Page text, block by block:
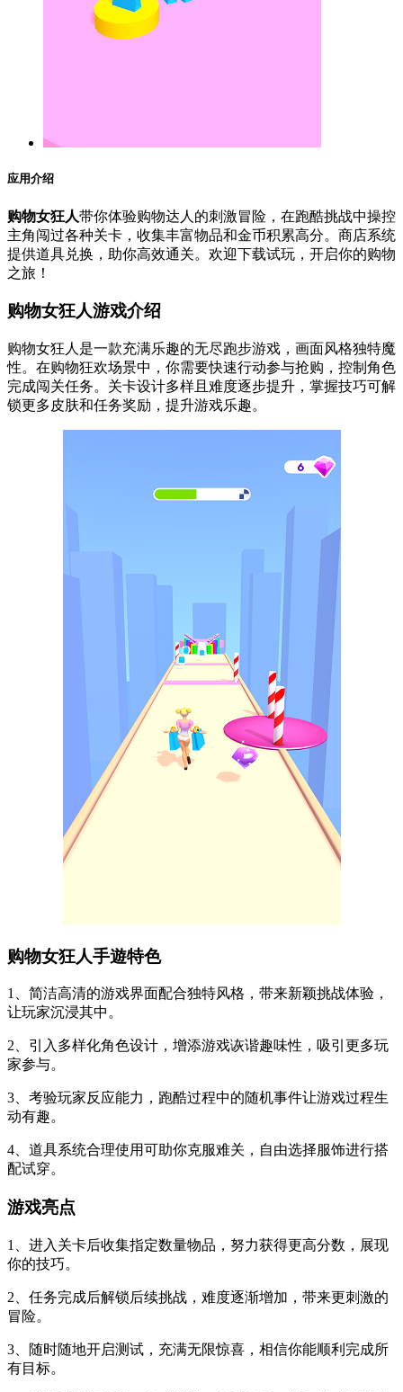
应用介绍
购物女狂人带你体验购物达人的刺激冒险，在跑酷挑战中操控
主角闯过各种关卡，收集丰富物品和金币积累高分。商店系统
提供道具兑换，助你高效通关。欢迎下载试玩，开启你的购物
之旅！
购物女狂人游戏介绍
购物女狂人是一款充满乐趣的无尽跑步游戏，画面风格独特魔
性。在购物狂欢场景中，你需要快速行动参与抢购，控制角色
完成闯关任务。关卡设计多样且难度逐步提升，掌握技巧可解
锁更多皮肤和任务奖励，提升游戏乐趣。
购物女狂人手遊特色
1、简洁高清的游戏界面配合独特风格，带来新颖挑战体验，
让玩家沉浸其中。
2、引入多样化角色设计，增添游戏诙谐趣味性，吸引更多玩
家参与。
3、考验玩家反应能力，跑酷过程中的随机事件让游戏过程生
动有趣。
4、道具系统合理使用可助你克服难关，自由选择服饰进行搭
配试穿。
游戏亮点
1、进入关卡后收集指定数量物品，努力获得更高分数，展现
你的技巧。
2、任务完成后解锁后续挑战，难度逐渐增加，带来更刺激的
冒险。
3、随时随地开启测试，充满无限惊喜，相信你能顺利完成所
有目标。